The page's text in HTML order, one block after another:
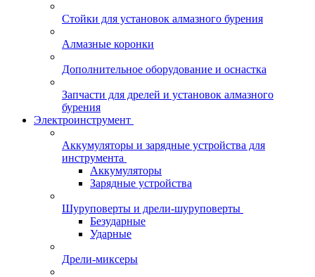
Стойки для установок алмазного бурения
Алмазные коронки
Дополнительное оборудование и оснастка
Запчасти для дрелей и установок алмазного
бурения
Электроинструмент
Аккумуляторы и зарядные устройства для
инструмента
Аккумуляторы
Зарядные устройства
Шуруповерты и дрели-шуруповерты
Безударные
Ударные
Дрели-миксеры